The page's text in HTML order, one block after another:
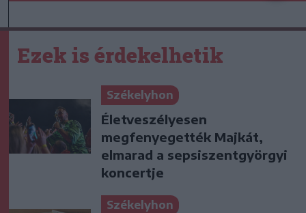
Ezek is érdekelhetik
Székelyhon
Életveszélyesen
megfenyegették Majkát,
elmarad a sepsiszentgyörgyi
koncertje
Székelyhon